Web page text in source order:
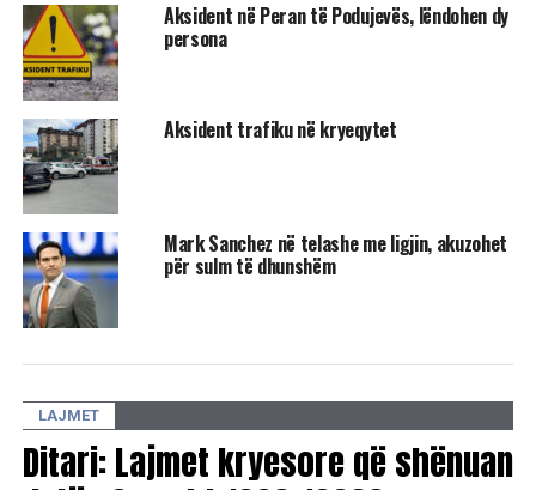
ndërkohë që ngasësi automjetit është shoqëruar në
stacion policor.
RELATED TOPICS: AKSIDENT TRAFIKU
FLORA AHMETI
KAMION
Qindra fluturime anulohen në Gjermani për shkak të
grevave
DON'T MISS
Dy zyrtarë të ATK-së kapen duke kontrabanduar mallra
Aksident në Peran të Podujevës, lëndohen dy
persona
​Aksident trafiku në kryeqytet
Mark Sanchez në telashe me ligjin, akuzohet
për sulm të dhunshëm
LAJMET
Ditari: Lajmet kryesore që shënuan